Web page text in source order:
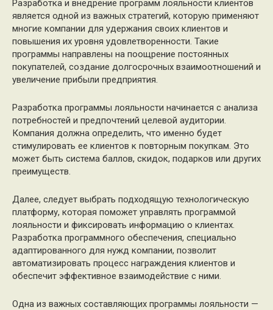
Разработка и внедрение программ лояльности клиентов
является одной из важных стратегий, которую применяют
многие компании для удержания своих клиентов и
повышения их уровня удовлетворенности. Такие
программы направлены на поощрение постоянных
покупателей, создание долгосрочных взаимоотношений и
увеличение прибыли предприятия.
Разработка программы лояльности начинается с анализа
потребностей и предпочтений целевой аудитории.
Компания должна определить, что именно будет
стимулировать ее клиентов к повторным покупкам. Это
может быть система баллов, скидок, подарков или других
преимуществ.
Далее, следует выбрать подходящую технологическую
платформу, которая поможет управлять программой
лояльности и фиксировать информацию о клиентах.
Разработка программного обеспечения, специально
адаптированного для нужд компании, позволит
автоматизировать процесс награждения клиентов и
обеспечит эффективное взаимодействие с ними.
Одна из важных составляющих программы лояльности —